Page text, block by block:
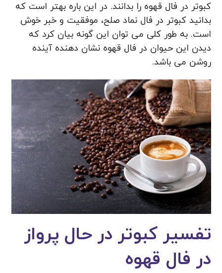
کبوتر در فال قهوه را بدانند. در این باره بهتر است که
بدانید کبوتر در فال نماد صلح، موفقیت و خبر خوش
است. به طور کلی می توان این گونه بیان کرد که
دیدن این حیوان در فال قهوه نشان دهنده آینده
روشن می باشد.
تفسیر کبوتر در حال پرواز
در فال قهوه